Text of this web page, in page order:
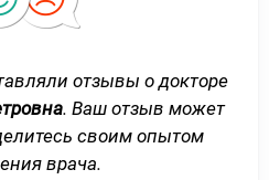
отзывы о докторе
. Ваш отзыв может
своим опытом
врача.